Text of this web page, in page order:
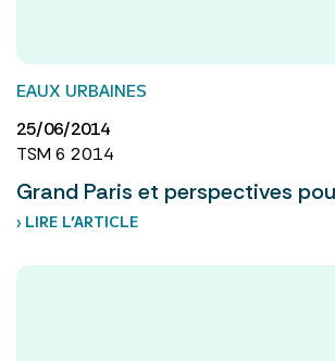
EAUX URBAINES
25/06/2014
TSM 6 2014
Grand Paris et perspectives
› LIRE L’ARTICLE